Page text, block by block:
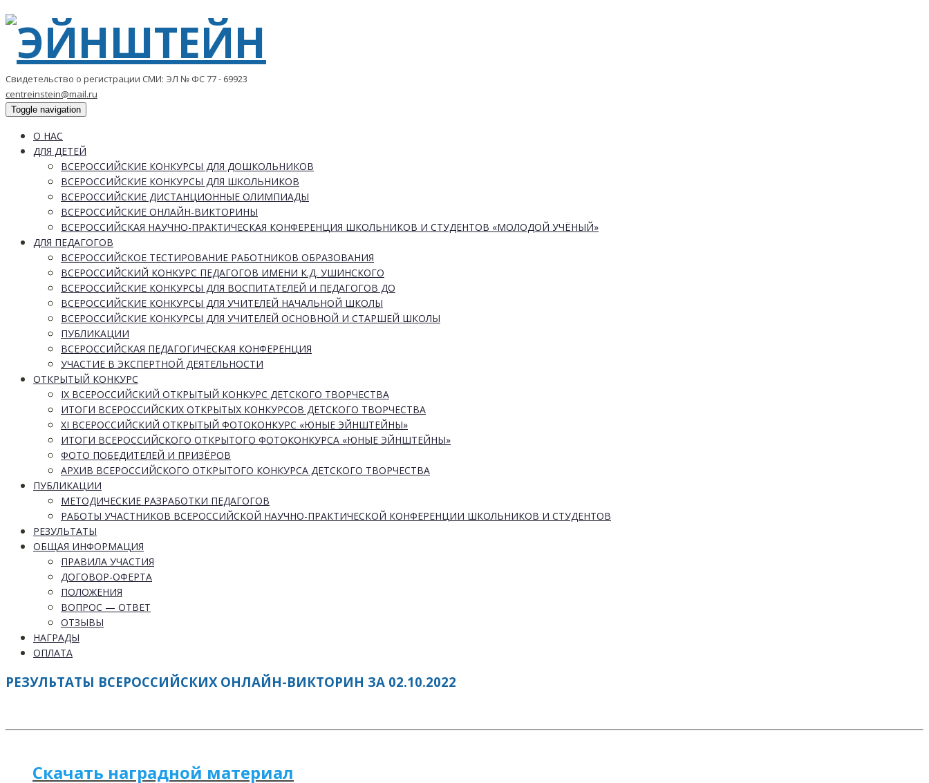
Свидетельство о регистрации СМИ: ЭЛ № ФС 77 - 69923
centreinstein@mail.ru
Toggle navigation
О НАС
ДЛЯ ДЕТЕЙ
ВСЕРОССИЙСКИЕ КОНКУРСЫ ДЛЯ ДОШКОЛЬНИКОВ
ВСЕРОССИЙСКИЕ КОНКУРСЫ ДЛЯ ШКОЛЬНИКОВ
ВСЕРОССИЙСКИЕ ДИСТАНЦИОННЫЕ ОЛИМПИАДЫ
ВСЕРОССИЙСКИЕ ОНЛАЙН-ВИКТОРИНЫ
ВСЕРОССИЙСКАЯ НАУЧНО-ПРАКТИЧЕСКАЯ КОНФЕРЕНЦИЯ ШКОЛЬНИКОВ И СТУДЕНТОВ «МОЛОДОЙ УЧЁНЫЙ»
ДЛЯ ПЕДАГОГОВ
ВСЕРОССИЙСКОЕ ТЕСТИРОВАНИЕ РАБОТНИКОВ ОБРАЗОВАНИЯ
ВСЕРОССИЙСКИЙ КОНКУРС ПЕДАГОГОВ ИМЕНИ К.Д. УШИНСКОГО
ВСЕРОССИЙСКИЕ КОНКУРСЫ ДЛЯ ВОСПИТАТЕЛЕЙ И ПЕДАГОГОВ ДО
ВСЕРОССИЙСКИЕ КОНКУРСЫ ДЛЯ УЧИТЕЛЕЙ НАЧАЛЬНОЙ ШКОЛЫ
ВСЕРОССИЙСКИЕ КОНКУРСЫ ДЛЯ УЧИТЕЛЕЙ ОСНОВНОЙ И СТАРШЕЙ ШКОЛЫ
ПУБЛИКАЦИИ
ВСЕРОССИЙСКАЯ ПЕДАГОГИЧЕСКАЯ КОНФЕРЕНЦИЯ
УЧАСТИЕ В ЭКСПЕРТНОЙ ДЕЯТЕЛЬНОСТИ
ОТКРЫТЫЙ КОНКУРС
IX ВСЕРОССИЙСКИЙ ОТКРЫТЫЙ КОНКУРС ДЕТСКОГО ТВОРЧЕСТВА
ИТОГИ ВСЕРОССИЙСКИХ ОТКРЫТЫХ КОНКУРСОВ ДЕТСКОГО ТВОРЧЕСТВА
XI ВСЕРОССИЙСКИЙ ОТКРЫТЫЙ ФОТОКОНКУРС «ЮНЫЕ ЭЙНШТЕЙНЫ»
ИТОГИ ВСЕРОССИЙСКОГО ОТКРЫТОГО ФОТОКОНКУРСА «ЮНЫЕ ЭЙНШТЕЙНЫ»
ФОТО ПОБЕДИТЕЛЕЙ И ПРИЗЁРОВ
АРХИВ ВСЕРОССИЙСКОГО ОТКРЫТОГО КОНКУРСА ДЕТСКОГО ТВОРЧЕСТВА
ПУБЛИКАЦИИ
МЕТОДИЧЕСКИЕ РАЗРАБОТКИ ПЕДАГОГОВ
РАБОТЫ УЧАСТНИКОВ ВСЕРОССИЙСКОЙ НАУЧНО-ПРАКТИЧЕСКОЙ КОНФЕРЕНЦИИ ШКОЛЬНИКОВ И СТУДЕНТОВ
РЕЗУЛЬТАТЫ
ОБЩАЯ ИНФОРМАЦИЯ
ПРАВИЛА УЧАСТИЯ
ДОГОВОР-ОФЕРТА
ПОЛОЖЕНИЯ
ВОПРОС — ОТВЕТ
ОТЗЫВЫ
НАГРАДЫ
ОПЛАТА
РЕЗУЛЬТАТЫ ВСЕРОССИЙСКИХ ОНЛАЙН-ВИКТОРИН ЗА 02.10.2022
Скачать наградной материал